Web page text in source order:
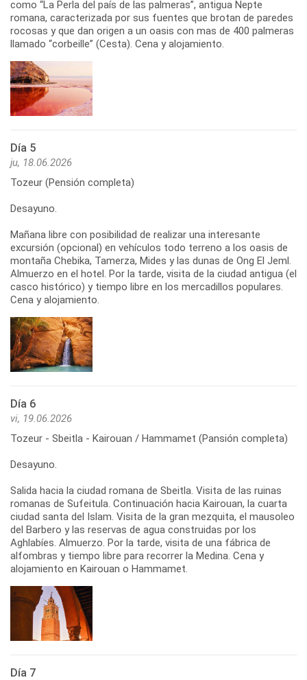
como “La Perla del país de las palmeras”, antigua Nepte
romana, caracterizada por sus fuentes que brotan de paredes
rocosas y que dan origen a un oasis con mas de 400 palmeras
llamado “corbeille” (Cesta). Cena y alojamiento.
Día 5
ju, 18.06.2026
Tozeur (Pensión completa)
Desayuno.
Mañana libre con posibilidad de realizar una interesante
excursión (opcional) en vehículos todo terreno a los oasis de
montaña Chebika, Tamerza, Mides y las dunas de Ong El Jeml.
Almuerzo en el hotel. Por la tarde, visita de la ciudad antigua (el
casco histórico) y tiempo libre en los mercadillos populares.
Cena y alojamiento.
Día 6
vi, 19.06.2026
Tozeur - Sbeitla - Kairouan / Hammamet (Pansión completa)
Desayuno.
Salida hacia la ciudad romana de Sbeitla. Visita de las ruinas
romanas de Sufeitula. Continuación hacia Kairouan, la cuarta
ciudad santa del Islam. Visita de la gran mezquita, el mausoleo
del Barbero y las reservas de agua construidas por los
Aghlabíes. Almuerzo. Por la tarde, visita de una fábrica de
alfombras y tiempo libre para recorrer la Medina. Cena y
alojamiento en Kairouan o Hammamet.
Día 7